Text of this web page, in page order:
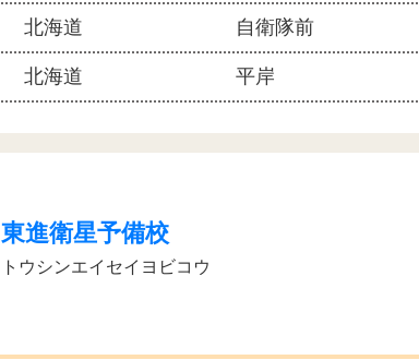
北海道 自衛隊前
北海道 平岸
東進衛星予備校
トウシンエイセイヨビコウ